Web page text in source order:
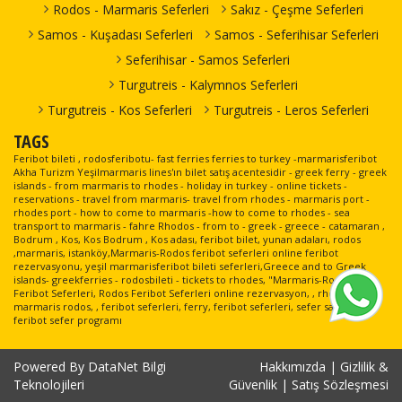
D-Marin
Turgutreis
Çarşamba
08:30-09:00
Dentur
Avrasya
Feribot
Turgutreis
Limanı > Kos
08.10.2026
Perşembe
Avrasya
D-Marin
Turgutreis
Limanı > Kos
Limanı
09.10.2026 Cuma
08:30-09:00
Dentur
Avrasya
Feribot
D-Marin
Turgutreis
Limanı > Kos
Limanı
10.10.2026
Cumartesi
08:30-09:00
Dentur
Avrasya
Feribot
D-Marin
Turgutreis
Limanı
08:30-09:00
Feribot
D-Marin
Dentur
Kos Limanı > D-
Marin Turgutreis
Limanı
14.10.2026
Çarşamba
18:00-18:30
Dentur
Avrasya
Feribot
Marin Turgutreis
Limanı
15.10.2026
Perşembe
18:00-18:30
Dentur
Avrasya
Feribot
Marin Turgutreis
Limanı
18:00-18:30
Feribot
Kos Limanı > D-
Marin Turgutreis
Limanı
17.10.2026
Cumartesi
18:00-18:30
Dentur
Avrasya
Feribot
Kos Limanı > D-
Marin Turgutreis
Limanı
18.10.2026
Pazar
18:00-18:30
Dentur
Avrasya
Feribot
Kos Limanı > D-
Marin Turgutreis
Limanı
19.10.2026
Pazartesi
Dentur
Avrasya
Marin Turgutreis
Limanı
20.10.2026 Salı
Avrasya
Feribot
Rodos - Marmaris Seferleri
Sakız - Çeşme Seferleri
Samos - Kuşadası Seferleri
Samos - Seferihisar Seferleri
Seferihisar - Samos Seferleri
Turgutreis - Kalymnos Seferleri
Turgutreis - Kos Seferleri
Turgutreis - Leros Seferleri
TAGS
Feribot bileti , rodosferibotu- fast ferries ferries to turkey -marmarisferibot
Akha Turizm Yeşilmarmaris lines'ın bilet satış acentesidir - greek ferry - greek
islands - from marmaris to rhodes - holiday in turkey - online tickets -
reservations - travel from marmaris- travel from rhodes - marmaris port -
rhodes port - how to come to marmaris -how to come to rhodes - sea
transport to marmaris - fahre Rhodos - from to - greek - greece - catamaran ,
Bodrum , Kos, Kos Bodrum , Kos adası, feribot bilet, yunan adaları, rodos
,marmaris, istanköy,Marmaris-Rodos feribot seferleri online feribot
rezervasyonu, yeşil marmarisferibot bileti seferleri,Greece and to Greek
islands- greekferries - rodosbileti - tickets to rhodes, "Marmaris-Rodos
Feribot Seferleri, Rodos Feribot Seferleri online rezervasyon, , rhodes, ,
marmaris rodos, , feribot seferleri, ferry, feribot seferleri, sefer saatleri,
feribot sefer programı
Powered By DataNet Bilgi
Teknolojileri
Hakkımızda | Gizlilik &
Güvenlik | Satış Sözleşmesi